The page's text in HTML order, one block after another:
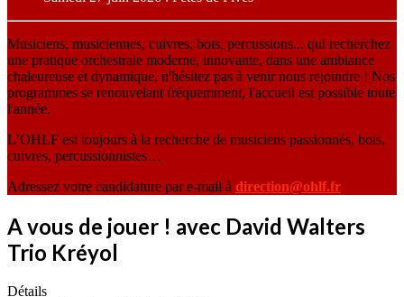
Musiciens, musiciennes, cuivres, bois, percussions... qui recherchez
une pratique orchestrale moderne, innovante, dans une ambiance
chaleureuse et dynamique, n'hésitez pas à venir nous rejoindre ! Nos
programmes se renouvelant fréquemment, l'accueil est possible toute
l'année.
L’OHLF est toujours à la recherche de musiciens passionnés, bois,
cuivres, percussionnistes…
Adressez votre candidature par e-mail à direction@ohlf.fr
A vous de jouer ! avec David Walters
Trio Kréyol
Détails